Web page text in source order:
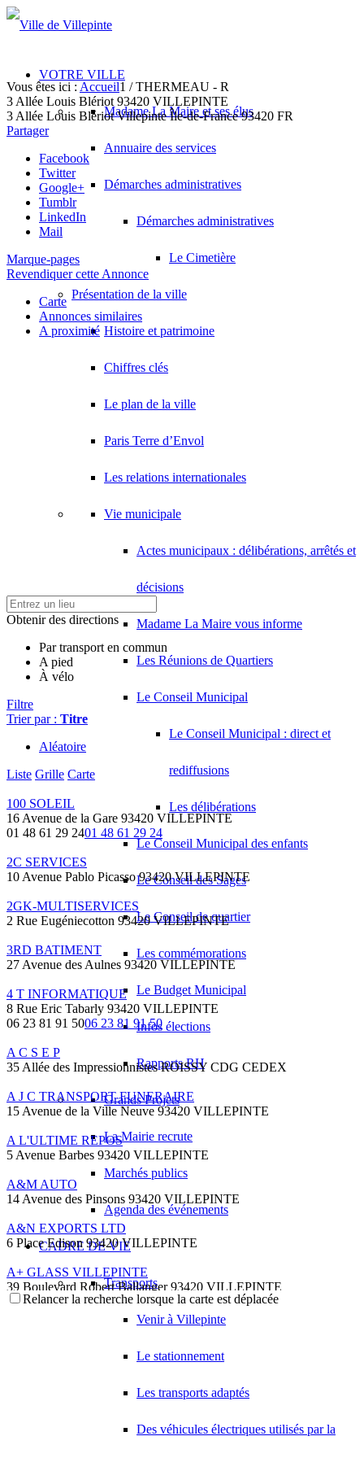
VOTRE VILLE
Madame La Maire et ses élus
Annuaire des services
Démarches administratives
Démarches administratives
Le Cimetière
Présentation de la ville
Histoire et patrimoine
Chiffres clés
Le plan de la ville
Paris Terre d’Envol
Les relations internationales
Vie municipale
Actes municipaux : délibérations, arrêtés et
décisions
Madame La Maire vous informe
Les Réunions de Quartiers
Le Conseil Municipal
Le Conseil Municipal : direct et
rediffusions
Les délibérations
Le Conseil Municipal des enfants
Le Conseil des Sages
Le Conseil de quartier
Les commémorations
Le Budget Municipal
Infos élections
Rapports RH
Grands Projets
La Mairie recrute
Marchés publics
Agenda des événements
CADRE DE VIE
Transports
Venir à Villepinte
Le stationnement
Les transports adaptés
Des véhicules électriques utilisés par la
Vous êtes ici : Accueil1 / THERMEAU - R
3 Allée Louis Blériot 93420 VILLEPINTE
3 Allée Louis Blériot Villepinte Île-de-France 93420 FR
Partager
Facebook
Twitter
Google+
Tumblr
LinkedIn
Mail
Marque-pages
Revendiquer cette Annonce
Carte
Annonces similaires
A proximité
Obtenir des directions
Par transport en commun
A pied
À vélo
Filtre
Trier par : Titre
Aléatoire
Liste Grille Carte
100 SOLEIL
16 Avenue de la Gare 93420 VILLEPINTE
01 48 61 29 2401 48 61 29 24
2C SERVICES
10 Avenue Pablo Picasso 93420 VILLEPINTE
2GK-MULTISERVICES
2 Rue Eugéniecotton 93420 VILLEPINTE
3RD BATIMENT
27 Avenue des Aulnes 93420 VILLEPINTE
4 T INFORMATIQUE
8 Rue Eric Tabarly 93420 VILLEPINTE
06 23 81 91 5006 23 81 91 50
A C S E P
35 Allée des Impressionnistes ROISSY CDG CEDEX
A J C TRANSPORT FUNERAIRE
15 Avenue de la Ville Neuve 93420 VILLEPINTE
A L'ULTIME REPOS
5 Avenue Barbes 93420 VILLEPINTE
A&M AUTO
14 Avenue des Pinsons 93420 VILLEPINTE
A&N EXPORTS LTD
6 Place Edison 93420 VILLEPINTE
A+ GLASS VILLEPINTE
39 Boulevard Robert Ballanger 93420 VILLEPINTE
01 41 52 34 7801 41 52 34 78
A.B METAL SERRURERIE METALLLERIE
21 Avenue du Chemin de Fer 93420 Villepinte
Relancer la recherche lorsque la carte est déplacée